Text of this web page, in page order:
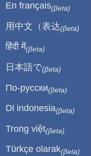
En français(βeta)
用中文（表达(βeta)
हिंदी में(βeta)
日本語で(βeta)
По-русски(βeta)
Di indonesia(βeta)
Trong việt(βeta)
Türkçe olarak(βeta)